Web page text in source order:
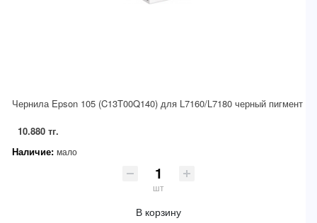
Чернила Epson 105 (C13T00Q140) для L7160/L7180 черный пигмент
10.880 тг.
Наличие: мало
шт
В корзину